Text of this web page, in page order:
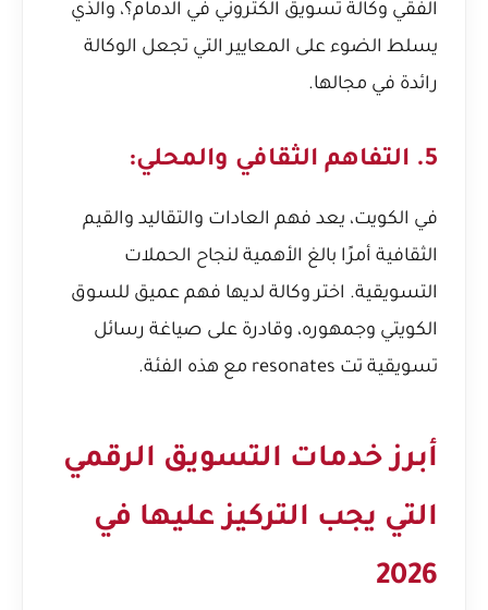
الفقي وكالة تسويق الكتروني في الدمام؟، والذي
يسلط الضوء على المعايير التي تجعل الوكالة
رائدة في مجالها.
5. التفاهم الثقافي والمحلي:
في الكويت، يعد فهم العادات والتقاليد والقيم
الثقافية أمرًا بالغ الأهمية لنجاح الحملات
التسويقية. اختر وكالة لديها فهم عميق للسوق
الكويتي وجمهوره، وقادرة على صياغة رسائل
تسويقية تت resonates مع هذه الفئة.
أبرز خدمات التسويق الرقمي
التي يجب التركيز عليها في
2026